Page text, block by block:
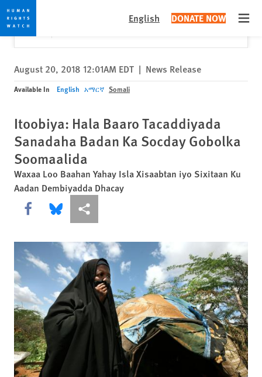
Skip
to
cookie
privacy
notice
Skip
to
main
content
English DONATE NOW
Would you like to read this page in English?
Yes
✕
August 20, 2018 12:01AM EDT | News Release
Available In English አማርኛ Somali
Itoobiya: Hala Baaro Tacaddiyada
Sanadaha Badan Ka Socday Gobolka
Soomaalida
Waxaa Loo Baahan Yahay Isla Xisaabtan iyo Sixitaan Ku
Aadan Dembiyadda Dhacay
Share this via Facebook
Share this via Bluesky
More sharing options